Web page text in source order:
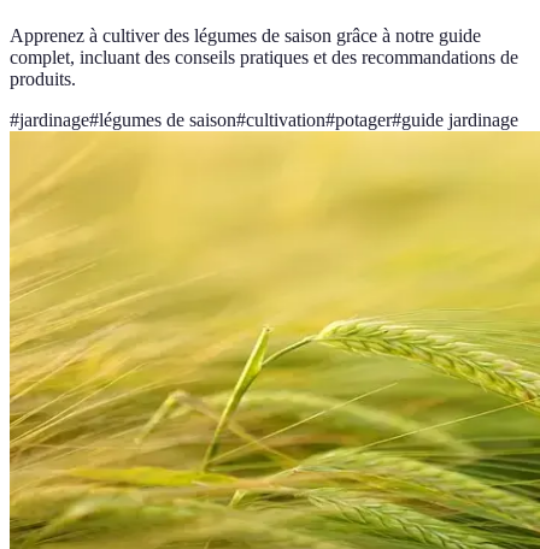
Apprenez à cultiver des légumes de saison grâce à notre guide
complet, incluant des conseils pratiques et des recommandations de
produits.
#jardinage#légumes de saison#cultivation#potager#guide jardinage